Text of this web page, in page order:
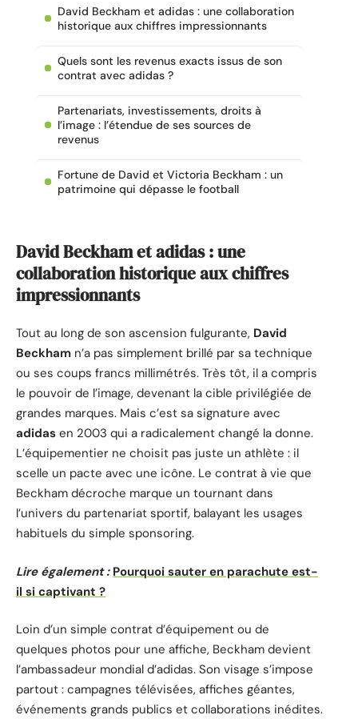
David Beckham et adidas : une collaboration
historique aux chiffres impressionnants
Quels sont les revenus exacts issus de son
contrat avec adidas ?
Partenariats, investissements, droits à
l’image : l’étendue de ses sources de
revenus
Fortune de David et Victoria Beckham : un
patrimoine qui dépasse le football
David Beckham et adidas : une
collaboration historique aux chiffres
impressionnants
Tout au long de son ascension fulgurante, David
Beckham n’a pas simplement brillé par sa technique
ou ses coups francs millimétrés. Très tôt, il a compris
le pouvoir de l’image, devenant la cible privilégiée de
grandes marques. Mais c’est sa signature avec
adidas en 2003 qui a radicalement changé la donne.
L’équipementier ne choisit pas juste un athlète : il
scelle un pacte avec une icône. Le contrat à vie que
Beckham décroche marque un tournant dans
l’univers du partenariat sportif, balayant les usages
habituels du simple sponsoring.
Lire également : Pourquoi sauter en parachute est-
il si captivant ?
Loin d’un simple contrat d’équipement ou de
quelques photos pour une affiche, Beckham devient
l’ambassadeur mondial d’adidas. Son visage s’impose
partout : campagnes télévisées, affiches géantes,
événements grands publics et collaborations inédites.